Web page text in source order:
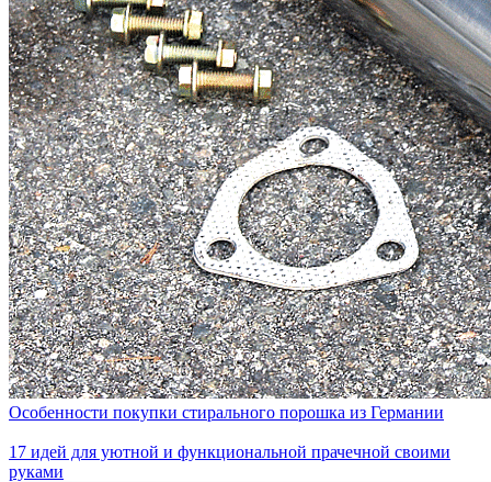
Особенности покупки стирального порошка из Германии
17 идей для уютной и функциональной прачечной своими
руками